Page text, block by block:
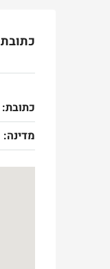
כתובת
כתובת:
מדינה: